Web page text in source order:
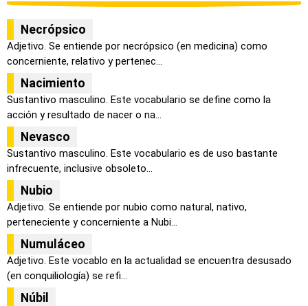
Necrópsico
Adjetivo. Se entiende por necrópsico (en medicina) como
concerniente, relativo y pertenec...
Nacimiento
Sustantivo masculino. Este vocabulario se define como la
acción y resultado de nacer o na...
Nevasco
Sustantivo masculino. Este vocabulario es de uso bastante
infrecuente, inclusive obsoleto...
Nubio
Adjetivo. Se entiende por nubio como natural, nativo,
perteneciente y concerniente a Nubi...
Numuláceo
Adjetivo. Este vocablo en la actualidad se encuentra desusado
(en conquiliología) se refi...
Núbil